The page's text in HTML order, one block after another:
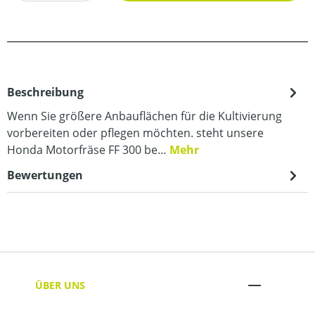
Beschreibung
Wenn Sie größere Anbauflächen für die Kultivierung
vorbereiten oder pflegen möchten. steht unsere
Honda Motorfräse FF 300 be… Mehr
Bewertungen
ÜBER UNS